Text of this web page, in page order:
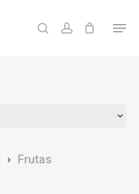
searchaccount Menu
Frutas
Close